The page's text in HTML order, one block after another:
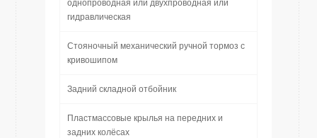
однопроводная или двухпроводная или
гидравлическая
Стояночный механический ручной тормоз с
кривошипом
Задний складной отбойник
Пластмассовые крылья на передних и
задних колёсах